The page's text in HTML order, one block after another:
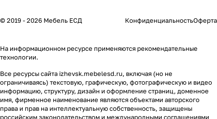
© 2019 - 2026 Мебель ЕСД КонфиденциальностьОферта
На информационном ресурсе применяются рекомендательные
технологии.
Все ресурсы сайта izhevsk.mebelesd.ru, включая (но не
ограничиваясь) текстовую, графическую, фотографическую и видео
информацию, структуру, дизайн и оформление страниц, доменное
имя, фирменное наименование являются объектами авторского
права и прав на интеллектуальную собственность, защищены
российским законодательством и международными соглашениями